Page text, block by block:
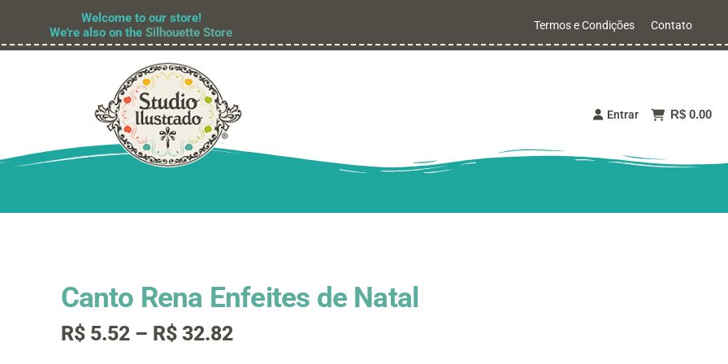
Welcome to our store!
We're also on theSilhouette Store Termos e Condições Contato
Entrar R$ 0.00
Canto Rena Enfeites de Natal
R$5.52 – R$32.82Faixa